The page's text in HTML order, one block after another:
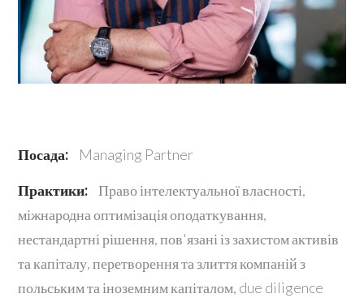
Посада:
Managing Partner
Практики:
Право інтелектуальної власності,
міжнародна оптимізація оподаткування,
нестандартні рішення, пов'язані із захистом активів
та капіталу, перетворення та злиття компаній з
польським та іноземним капіталом, due diligence